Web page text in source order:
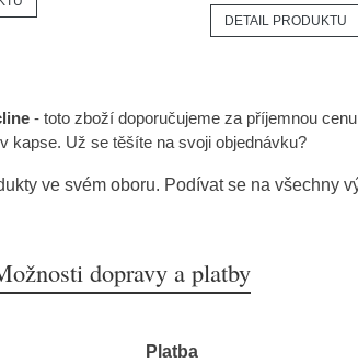
DETAIL PRODUKTU
- toto zboží doporučujeme za příjemnou cenu
kapse. Už se těšíte na svoji objednávku?
ve svém oboru. Podívat se na všechny
dopravy a platby
Platba